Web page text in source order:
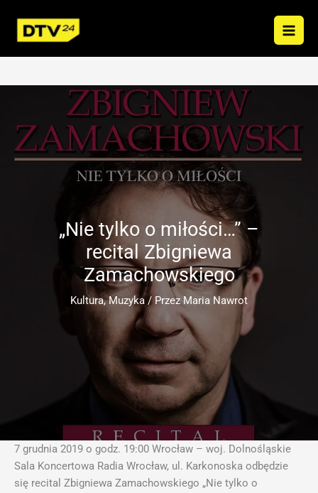
treści
„Nie tylko o miłości…” –
recital Zbigniewa
Zamachowskiego
Kultura,Muzyka / Przez Maria Nawrot
7 grudnia 2019 o godz. 19:00 Wrocław – woj. Dolnośląskie
Sala Koncertowa Radia Wrocław, ul. Karkonoska odbędzie
się recital Zbigniewa Zamachowskiego „Nie tylko o